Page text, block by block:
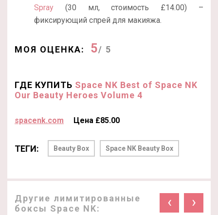
Spray (30 мл, стоимость £14.00) –
фиксирующий спрей для макияжа.
МОЯ ОЦЕНКА: 5/ 5
ГДЕ КУПИТЬ Space NK Best of Space NK
Our Beauty Heroes Volume 4
spacenk.com Цена £85.00
ТЕГИ: Beauty Box Space NK Beauty Box
Другие лимитированные
боксы Space NK:
‹ ›